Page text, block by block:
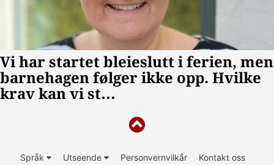
Språk Utseende Personvernvilkår
Kontakt oss